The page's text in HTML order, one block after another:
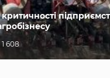
критичності
1 608